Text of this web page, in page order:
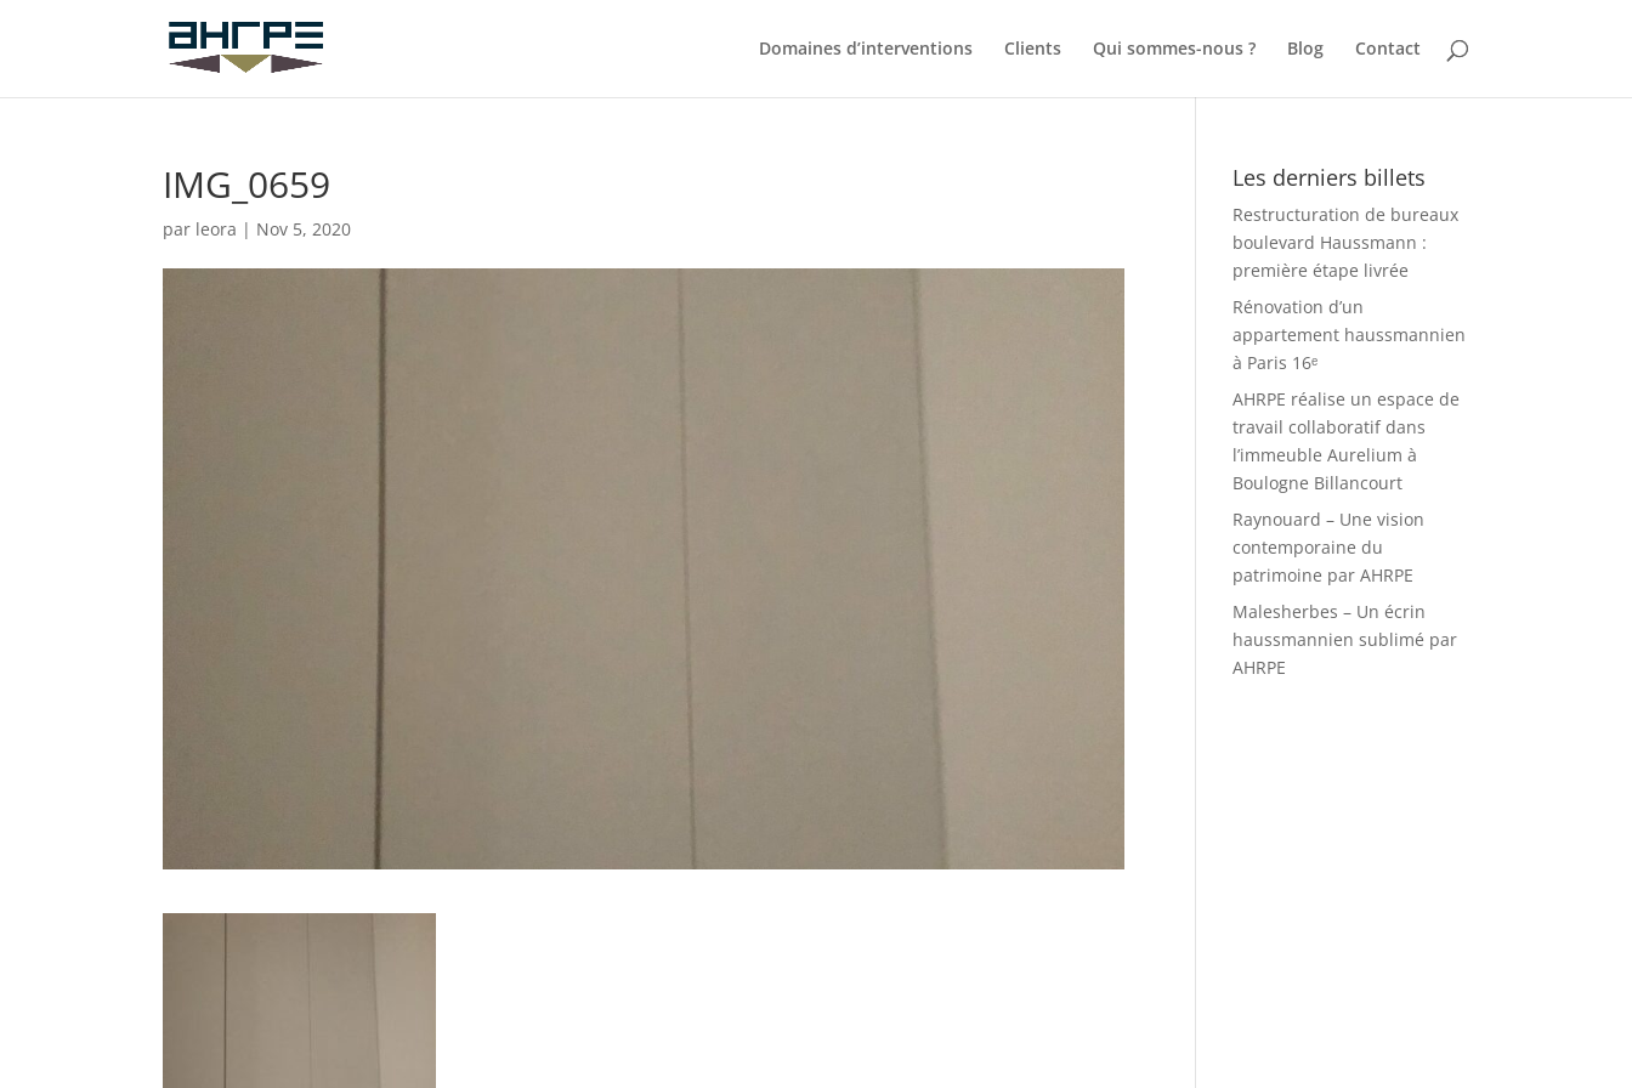
Domaines d’interventions Clients Qui sommes-nous ? Blog Contact
IMG_0659
par leora | Nov 5, 2020
Les derniers billets
Restructuration de bureaux
boulevard Haussmann :
première étape livrée
Rénovation d’un
appartement haussmannien
à Paris 16ᵉ
AHRPE réalise un espace de
travail collaboratif dans
l’immeuble Aurelium à
Boulogne Billancourt
Raynouard – Une vision
contemporaine du
patrimoine par AHRPE
Malesherbes – Un écrin
haussmannien sublimé par
AHRPE